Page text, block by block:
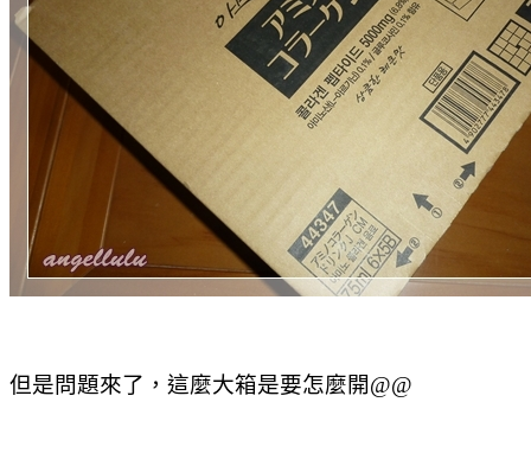
但是問題來了，這麼大箱是要怎麼開@@